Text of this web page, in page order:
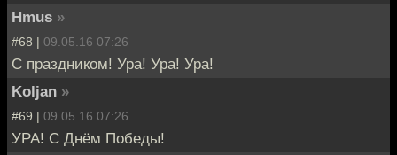
Hmus »
#68 | 09.05.16 07:26
С праздником! Ура! Ура! Ура!
Koljan »
#69 | 09.05.16 07:26
УРА! С Днём Победы!